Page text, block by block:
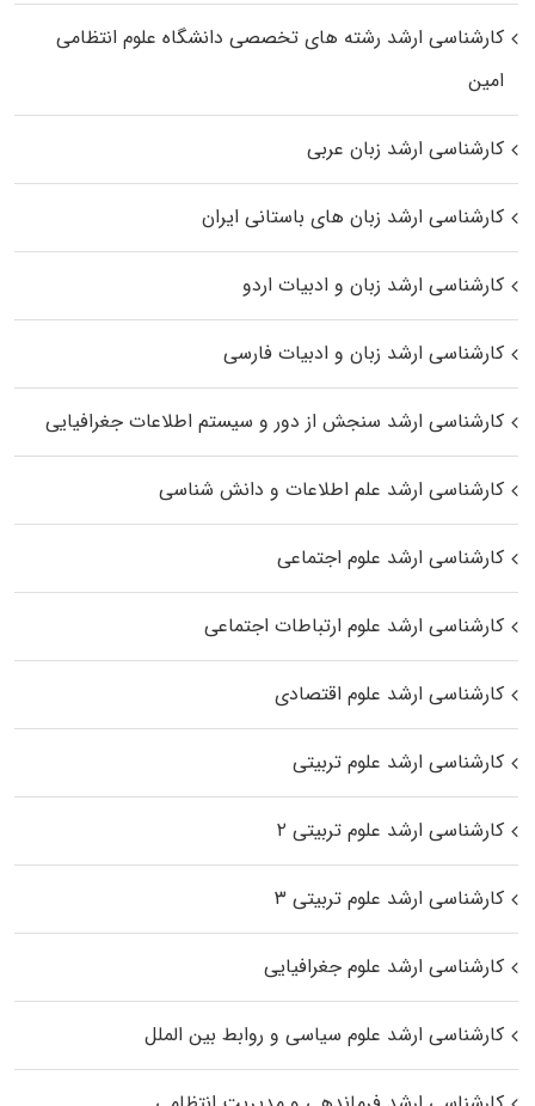
کارشناسی ارشد رﺷﺘﻪ ﻫﺎی تخصصی داﻧﺸﮕﺎه ﻋﻠﻮم انتظامی
اﻣﻴﻦ
کارشناسی ارشد زبان عربی
کارشناسی ارشد زبان‌ های باستانی ایران
کارشناسی ارشد زبان و ادبیات اردو
کارشناسی ارشد زبان و ادبیات فارسی
کارشناسی ارشد سنجش از دور و سیستم اطلاعات جغرافیایی
کارشناسی ارشد علم اطلاعات و دانش شناسی
کارشناسی ارشد علوم اجتماعی
کارشناسی ارشد علوم ارتباطات اجتماعی
کارشناسی ارشد علوم اقتصادی
کارشناسی ارشد علوم تربیتی
کارشناسی ارشد علوم تربیتی ۲
کارشناسی ارشد علوم تربیتی ۳
کارشناسی ارشد علوم جغرافیایی
کارشناسی ارشد علوم سیاسی و روابط بین الملل